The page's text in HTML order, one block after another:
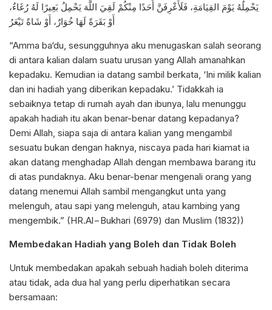
يَحْمِلُهُ يَوْمَ القِيَامَةِ، فَلَأَعْرِفَنَّ أَحَدًا مِنْكُمْ لَقِيَ اللَّهَ يَحْمِلُ بَعِيرًا لَهُ رُغَاءٌ،
أَوْ بَقَرَةً لَهَا خُوَارٌ، أَوْ شَاةً تَيْعَرُ
“Amma ba‘du, sesungguhnya aku menugaskan salah seorang
di antara kalian dalam suatu urusan yang Allah amanahkan
kepadaku. Kemudian ia datang sambil berkata, ‘Ini milik kalian
dan ini hadiah yang diberikan kepadaku.’ Tidakkah ia
sebaiknya tetap di rumah ayah dan ibunya, lalu menunggu
apakah hadiah itu akan benar-benar datang kepadanya?
Demi Allah, siapa saja di antara kalian yang mengambil
sesuatu bukan dengan haknya, niscaya pada hari kiamat ia
akan datang menghadap Allah dengan membawa barang itu
di atas pundaknya. Aku benar-benar mengenali orang yang
datang menemui Allah sambil mengangkut unta yang
melenguh, atau sapi yang melenguh, atau kambing yang
mengembik.” (HR.Al−Bukhari (6979) dan Muslim (1832))
Membedakan Hadiah yang Boleh dan Tidak Boleh
Untuk membedakan apakah sebuah hadiah boleh diterima
atau tidak, ada dua hal yang perlu diperhatikan secara
bersamaan: